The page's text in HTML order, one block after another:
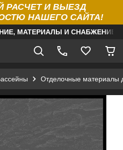
РАСЧЕТ И ВЫЕЗД
НАШЕГО САЙТА!
МАТЕРИАЛЫ И
Отделочные материалы